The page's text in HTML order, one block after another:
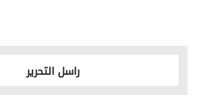
راسل التحرير